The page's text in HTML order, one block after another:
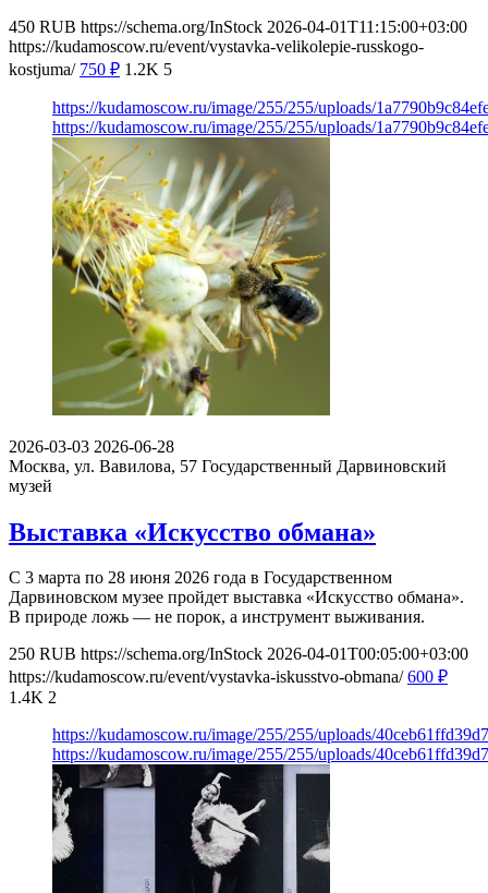
450 RUB https://schema.org/InStock 2026-04-01T11:15:00+03:00
https://kudamoscow.ru/event/vystavka-velikolepie-russkogo-
kostjuma/ 750 ₽ 1.2K 5
https://kudamoscow.ru/image/255/255/uploads/
https://kudamoscow.ru/image/255/255/uploads/
2026-03-03 2026-06-28
Москва, ул. Вавилова, 57 Государственный Дарвиновский
музей
Выставка «Искусство обмана»
С 3 марта по 28 июня 2026 года в Государственном
Дарвиновском музее пройдет выставка «Искусство обмана».
В природе ложь — не порок, а инструмент выживания.
250 RUB https://schema.org/InStock 2026-04-01T00:05:00+03:00
https://kudamoscow.ru/event/vystavka-iskusstvo-obmana/ 600 ₽
1.4K 2
https://kudamoscow.ru/image/255/255/uploads/
https://kudamoscow.ru/image/255/255/uploads/